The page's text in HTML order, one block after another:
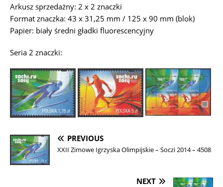
Arkusz sprzedażny: 2 x 2 znaczki
Format znaczka: 43 x 31,25 mm / 125 x 90 mm (blok)
Papier: biały średni gładki fluorescencyjny
Seria 2 znaczki:
PREVIOUS
XXII Zimowe Igrzyska Olimpijskie – Soczi 2014 – 4508
NEXT